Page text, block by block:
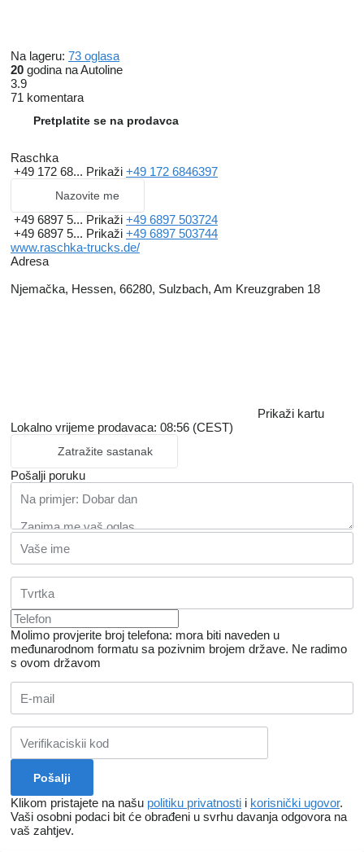
Na lageru: 73 oglasa
20 godina na Autoline
3.9
71 komentara
Pretplatite se na prodavca
Raschka
+49 172 68... Prikaži +49 172 6846397
Nazovite me
+49 6897 5... Prikaži +49 6897 503724
+49 6897 5... Prikaži +49 6897 503744
www.raschka-trucks.de/
Adresa
Njemačka, Hessen, 66280, Sulzbach, Am Kreuzgraben 18
Prikaži kartu
Lokalno vrijeme prodavaca: 08:56 (CEST)
Zatražite sastanak
Pošalji poruku
Molimo provjerite broj telefona: mora biti naveden u
međunarodnom formatu sa pozivnim brojem države. Ne radimo
s ovom državom
Klikom pristajete na našu politiku privatnosti i korisnički ugovor.
Vaši osobni podaci bit će obrađeni u svrhu davanja odgovora na
vaš zahtjev.